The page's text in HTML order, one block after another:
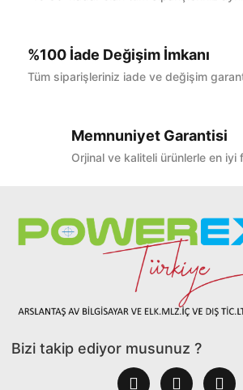
%100 İade Değişim İmkanı
Tüm siparişleriniz iade ve değişim
Memnuniyet Garantisi
Orjinal ve kaliteli ürünlerle en iyi
Bizi takip ediyor musunuz ?